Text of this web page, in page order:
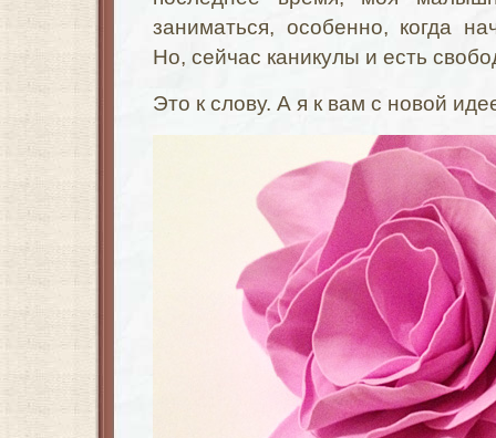
заниматься, особенно, когда
Но, сейчас каникулы и есть
Это к слову. А я к вам с новой